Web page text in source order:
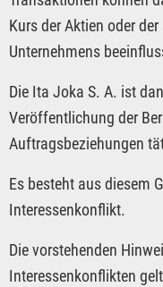
Kurs der Aktien oder
Unternehmens
Die Ita Joka S. A. ist
Veröffentlichung der
Auftragsbeziehungen
Es besteht aus diesem
Interessenkonflikt.
Die vorstehenden
Interessenkonflikten